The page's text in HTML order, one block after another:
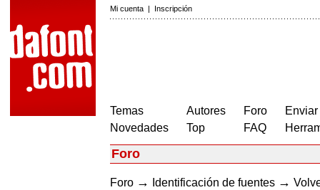
Mi cuenta | Inscripción
Temas
Novedades
Autores
Top
Foro
FAQ
Foro
Foro → Identificación de fuentes →